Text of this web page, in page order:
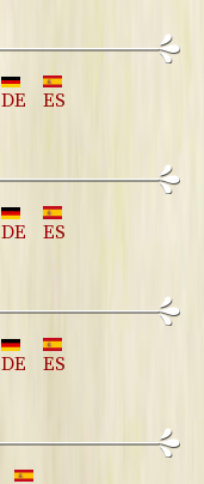
DE ES
DE ES
DE ES